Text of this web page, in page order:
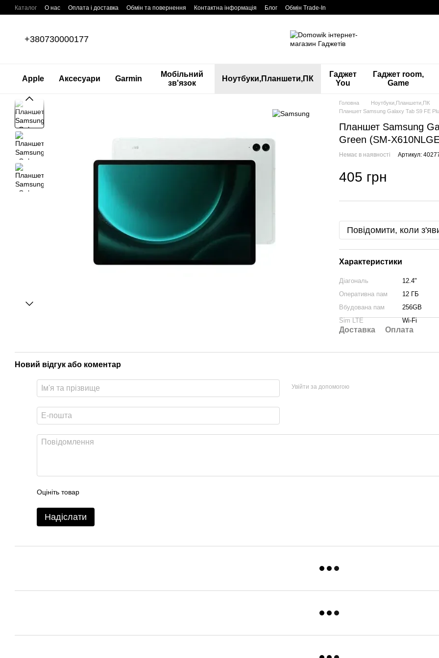
Перейти до основного контенту
Каталог О нас Оплата і доставка Обмін та повернення Контактна інформація Блог Обмін Trade-In
+380730000177
Apple Аксесуари Garmin
Мобільний
зв'язок
Ноутбуки,Планшети,ПК
Гаджет
You
Гаджет room,
Game
Головна
Ноутбуки,Планшети,ПК
Планшет Samsung Galaxy Tab S9 FE
Планшет Samsung
Green (SM-
Немає в наявності Артикул:
405 грн
Повідомити, коли
Характеристики
Діагональ
12.4"
Оперативна пам
12 ГБ
Вбудована пам
256GB
Sim LTE
Wi-Fi
Доставка Оплата
Новий відгук або коментар
Увійти за допомогою
Оцініть товар
Надіслати